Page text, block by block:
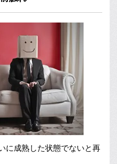
に成熟した状態でないと再